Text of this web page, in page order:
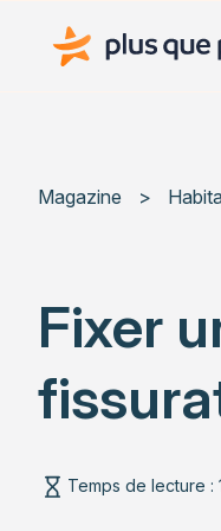
Plus que pro Mag'
Magazine >
Fixer
Temps de lecture :